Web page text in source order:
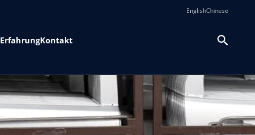
EnglishChinese
ErfahrungKontakt